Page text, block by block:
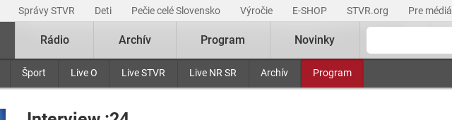
Správy STVR Deti Pečie celé Slovensko Výročie E-SHOP STVR.org Pre médiá
Šport Live O Live STVR Live NR SR Archív Program
Rádio Archív Program Novinky